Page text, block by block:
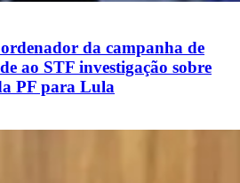
da campanha de
ao STF investigação sobre
PF para Lula